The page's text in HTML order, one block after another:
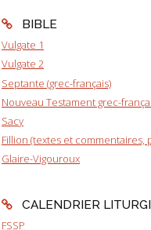
BIBLE
Vulgate 1
Vulgate 2
Septante (grec-français)
Nouveau Testament grec-
Sacy
Fillion (textes et commentaires,
Glaire-Vigouroux
CALENDRIER
FSSP